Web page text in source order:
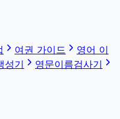
여권 가이드
영어 이
성기
영문이름검사기